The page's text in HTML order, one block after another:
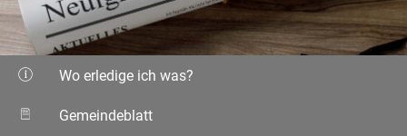
Wo erledige ich was?
Gemeindeblatt